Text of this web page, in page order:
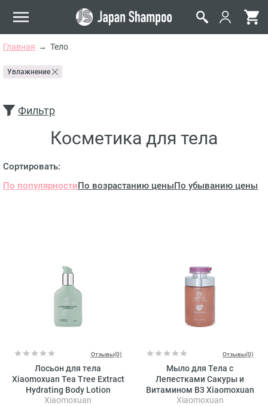
Главная Тело
Увлажнение
Фильтр
Косметика для тела
Сортировать:
По популярностиПо возрастанию ценыПо убыванию цены
Отзывы(0)
Лосьон для тела
Xiaomoxuan Tea Tree Extract
Hydrating Body Lotion
Xiaomoxuan
Отзывы(0)
Мыло для Тела с
Лепестками Сакуры и
Витамином B3 Xiaomoxuan
Body Soap with Sakura Petals
Xiaomoxuan